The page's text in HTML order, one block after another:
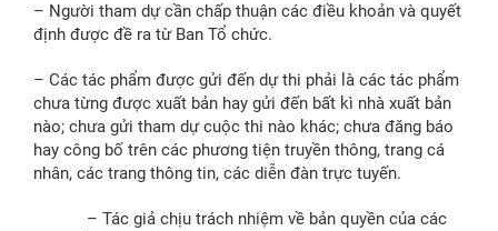
– Người tham dự cần chấp thuận các điều khoản và quyết
định được đề ra từ Ban Tổ chức.
– Các tác phẩm được gửi đến dự thi phải là các tác phẩm
chưa từng được xuất bản hay gửi đến bất kì nhà xuất bản
nào; chưa gửi tham dự cuộc thi nào khác; chưa đăng báo
hay công bố trên các phương tiện truyền thông, trang cá
nhân, các trang thông tin, các diễn đàn trực tuyến.
– Tác giả chịu trách nhiệm về bản quyền của các